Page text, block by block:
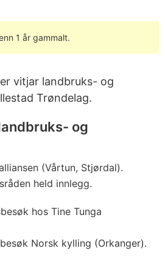
1 år gammalt.
vitjar landbruks- og
Trøndelag.
og
(Vårtun, Stjørdal).
innlegg.
hos Tine Tunga
Norsk kylling (Orkanger).